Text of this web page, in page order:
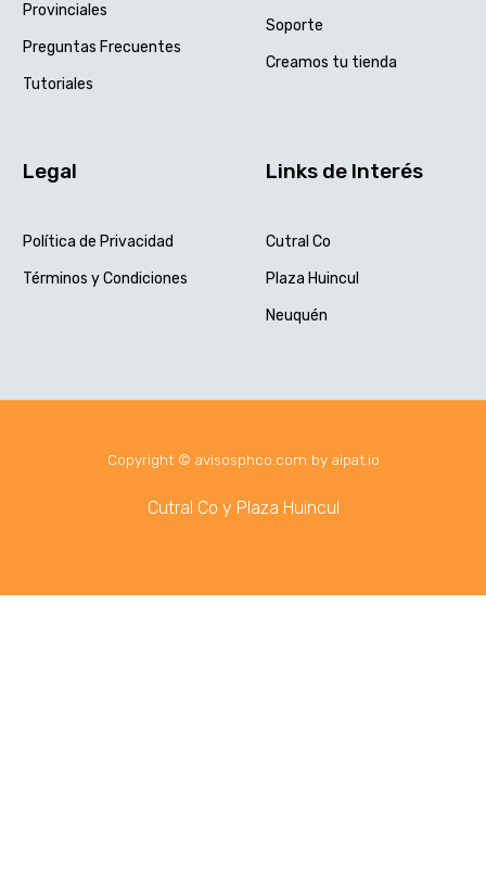
Provinciales
Preguntas Frecuentes
Tutoriales
Soporte
Creamos tu tienda
Legal
Política de Privacidad
Términos y Condiciones
Links de Interés
Cutral Co
Plaza Huincul
Neuquén
Copyright © avisosphco.com by aipat.io
Cutral Co y Plaza Huincul